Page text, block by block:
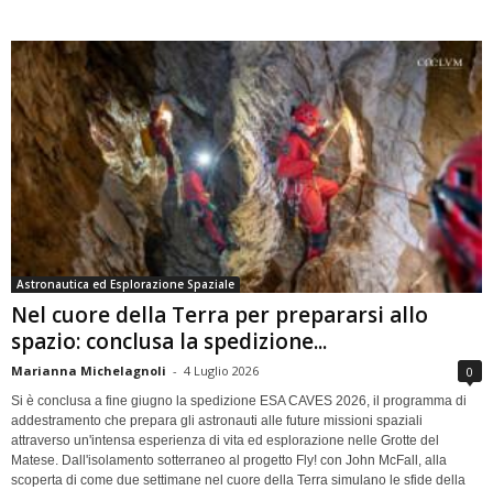
Astronautica ed Esplorazione Spaziale
Nel cuore della Terra per prepararsi allo
spazio: conclusa la spedizione...
Marianna Michelagnoli - 4 Luglio 2026 0
Si è conclusa a fine giugno la spedizione ESA CAVES 2026, il programma di
addestramento che prepara gli astronauti alle future missioni spaziali
attraverso un'intensa esperienza di vita ed esplorazione nelle Grotte del
Matese. Dall'isolamento sotterraneo al progetto Fly! con John McFall, alla
scoperta di come due settimane nel cuore della Terra simulano le sfide della